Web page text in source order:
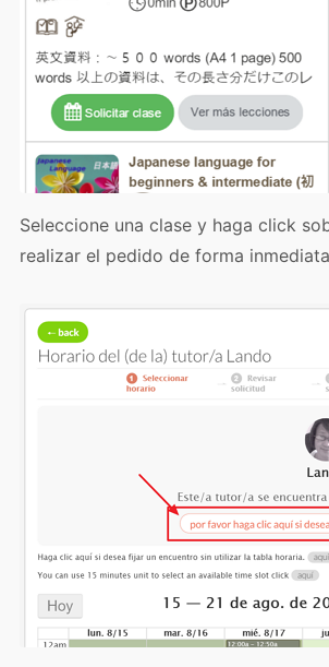
Seleccione una clase y haga click
realizar el pedido de forma